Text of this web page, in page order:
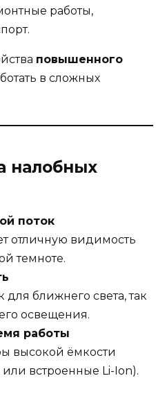
работы,
повышенного
в сложных
налобных
поток
отличную видимость
темноте.
для ближнего света, так
освещения.
работы
высокой ёмкости
или встроенные Li-Ion).